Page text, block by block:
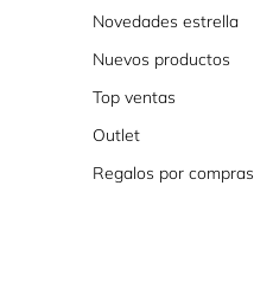
Novedades estrella
Nuevos productos
Top ventas
Outlet
Regalos por compras